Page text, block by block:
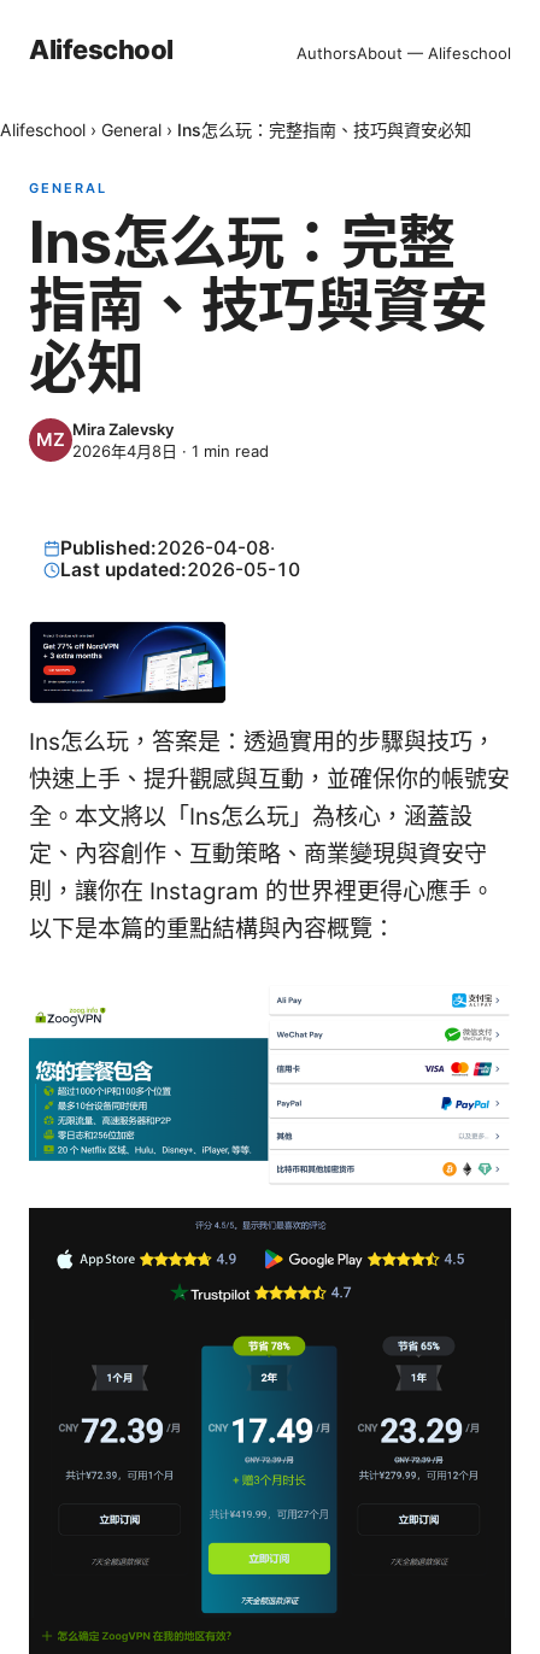
Alifeschool AuthorsAbout — Alifeschool
Alifeschool › General › Ins怎么玩：完整指南、技巧與資安必知
GENERAL
Ins怎么玩：完整
指南、技巧與資安
必知
Mira Zalevsky
2026年4月8日 · 1 min read
Published:2026-04-08·
Last updated:2026-05-10
Ins怎么玩，答案是：透過實用的步驟與技巧，
快速上手、提升觀感與互動，並確保你的帳號安
全。本文將以「Ins怎么玩」為核心，涵蓋設
定、內容創作、互動策略、商業變現與資安守
則，讓你在 Instagram 的世界裡更得心應手。
以下是本篇的重點結構與內容概覽：